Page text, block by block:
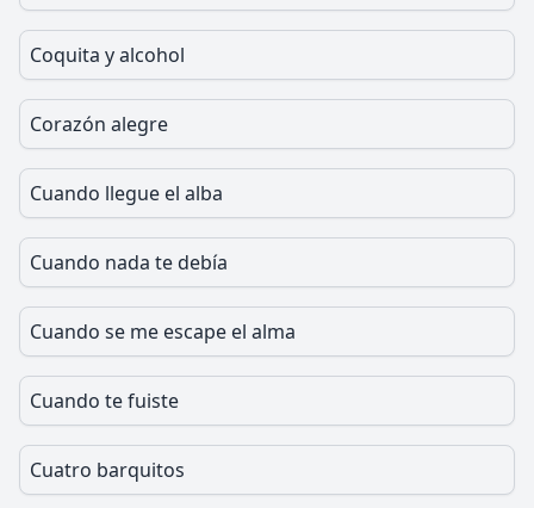
Coquita y alcohol
Corazón alegre
Cuando llegue el alba
Cuando nada te debía
Cuando se me escape el alma
Cuando te fuiste
Cuatro barquitos